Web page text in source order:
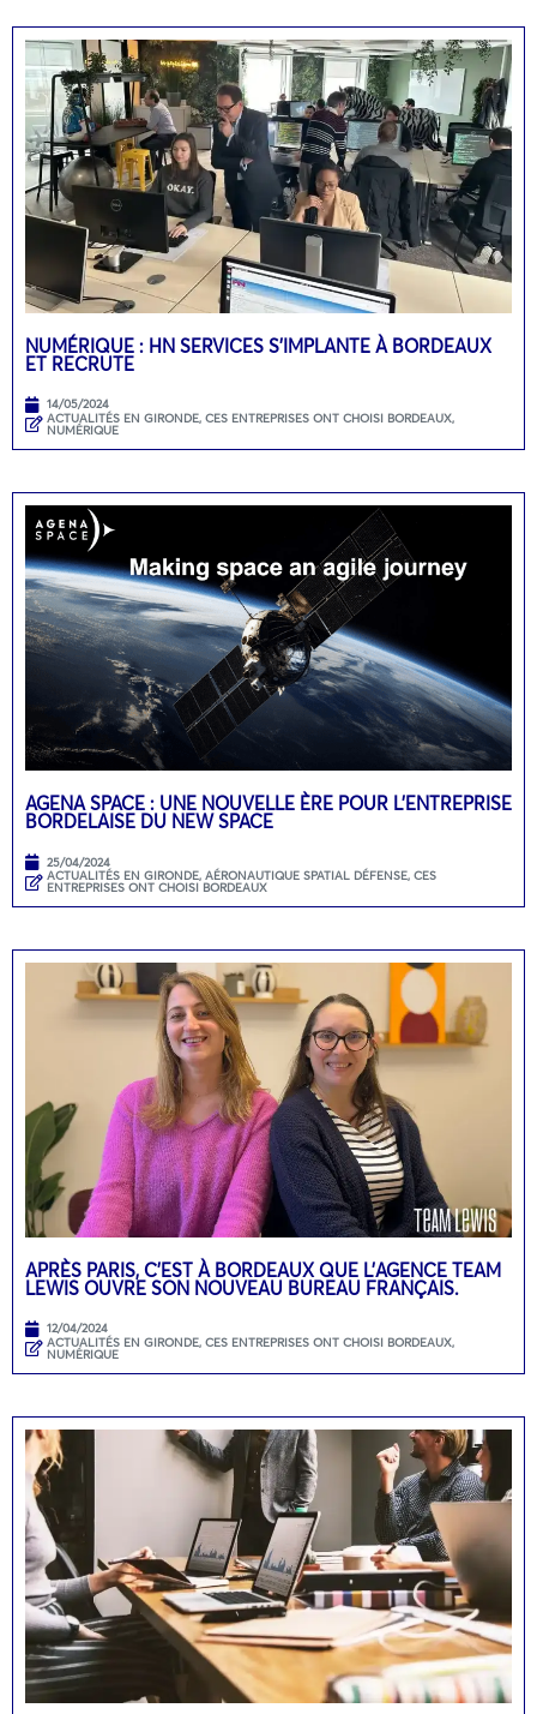
NUMÉRIQUE : HN SERVICES S’IMPLANTE À BORDEAUX
ET RECRUTE
14/05/2024
ACTUALITÉS EN GIRONDE, CES ENTREPRISES ONT CHOISI BORDEAUX,
NUMÉRIQUE
AGENA SPACE : UNE NOUVELLE ÈRE POUR L’ENTREPRISE
BORDELAISE DU NEW SPACE
25/04/2024
ACTUALITÉS EN GIRONDE, AÉRONAUTIQUE SPATIAL DÉFENSE, CES
ENTREPRISES ONT CHOISI BORDEAUX
APRÈS PARIS, C’EST À BORDEAUX QUE L’AGENCE TEAM
LEWIS OUVRE SON NOUVEAU BUREAU FRANÇAIS.
12/04/2024
ACTUALITÉS EN GIRONDE, CES ENTREPRISES ONT CHOISI BORDEAUX,
NUMÉRIQUE